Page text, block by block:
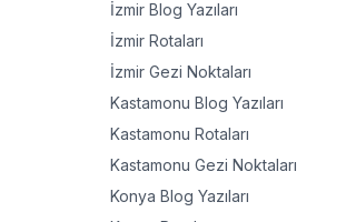
İzmir Blog Yazıları
İzmir Rotaları
İzmir Gezi Noktaları
Kastamonu Blog Yazıları
Kastamonu Rotaları
Kastamonu Gezi Noktaları
Konya Blog Yazıları